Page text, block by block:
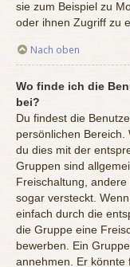
sie zum Beispiel zu
oder ihnen Zugriff zu
Nach oben
Wo finde ich die
bei?
Du findest die
persönlichen
du dies mit der
Gruppen sind
Freischaltung,
sogar versteckt.
einfach durch die
die Gruppe eine
bewerben. Ein
annehmen. Er könnte